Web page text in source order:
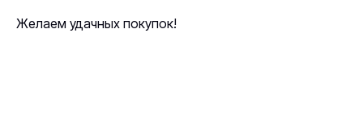
Желаем удачных покупок!